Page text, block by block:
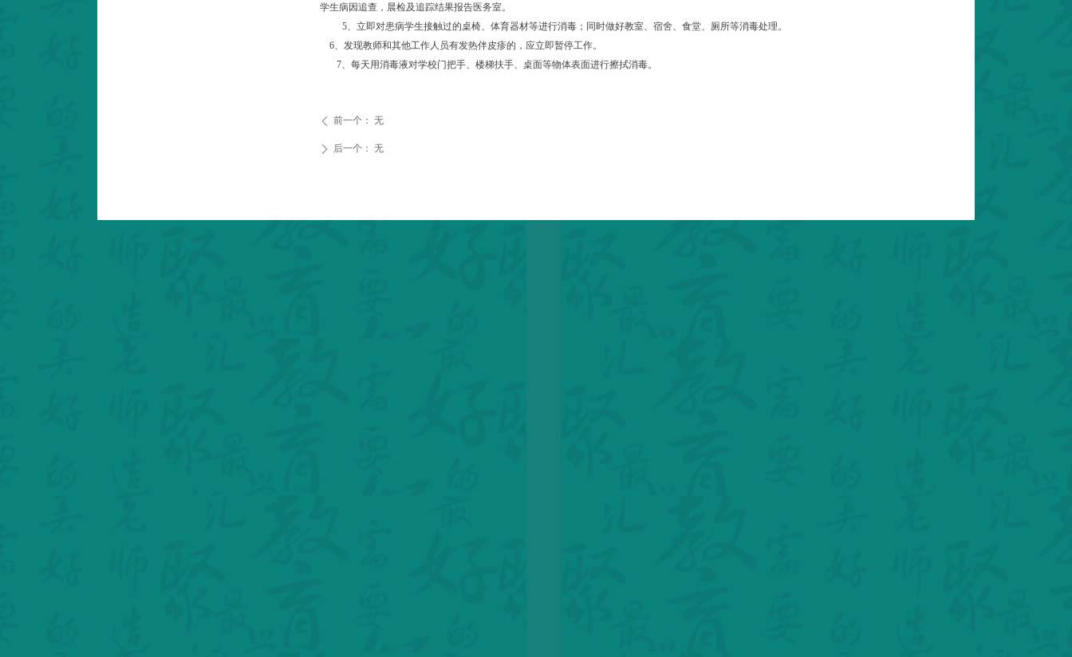
学生病因追查，晨检及追踪结果报告医务室。
5、立即对患病学生接触过的桌椅、体育器材等进行消毒；同时做好教室、宿舍、食堂、厕所等消毒处理。
6、发现教师和其他工作人员有发热伴皮疹的，应立即暂停工作。
7、每天用消毒液对学校门把手、楼梯扶手、桌面等物体表面进行擦拭消毒。
ꄴ 前一个： 无
ꄲ 后一个： 无